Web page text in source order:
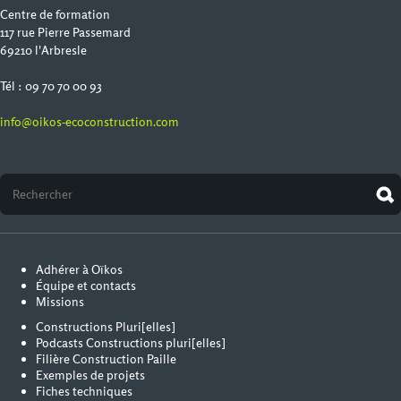
Centre de formation
117 rue Pierre Passemard
69210 l'Arbresle
Tél : 09 70 70 00 93
info@oikos-ecoconstruction.com
Adhérer à Oïkos
Équipe et contacts
Missions
Constructions Pluri[elles]
Podcasts Constructions pluri[elles]
Filière Construction Paille
Exemples de projets
Fiches techniques